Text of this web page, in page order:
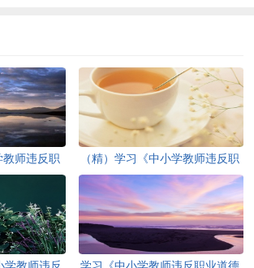
师违反职
》心得体会
（精）学习《中小学教师违反职
业道德行为处理办法》心得体会